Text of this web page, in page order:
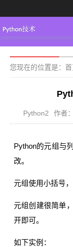
Python3.X 工具
您现在的位置是：
Python2 作者
Python的元组与
改。
元组使用小括号
元组创建很简单
开即可。
如下实例：